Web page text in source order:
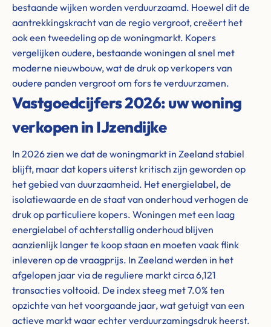
bestaande wijken worden verduurzaamd. Hoewel dit de
aantrekkingskracht van de regio vergroot, creëert het
ook een tweedeling op de woningmarkt. Kopers
vergelijken oudere, bestaande woningen al snel met
moderne nieuwbouw, wat de druk op verkopers van
oudere panden vergroot om fors te verduurzamen.
Vastgoedcijfers 2026: uw woning
verkopen in IJzendijke
In 2026 zien we dat de woningmarkt in Zeeland stabiel
blijft, maar dat kopers uiterst kritisch zijn geworden op
het gebied van duurzaamheid. Het energielabel, de
isolatiewaarde en de staat van onderhoud verhogen de
druk op particuliere kopers. Woningen met een laag
energielabel of achterstallig onderhoud blijven
aanzienlijk langer te koop staan en moeten vaak flink
inleveren op de vraagprijs. In Zeeland werden in het
afgelopen jaar via de reguliere markt circa 6,121
transacties voltooid. De index steeg met 7.0% ten
opzichte van het voorgaande jaar, wat getuigt van een
actieve markt waar echter verduurzamingsdruk heerst.